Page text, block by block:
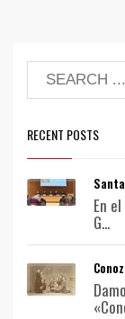
RECENT POSTS
En
G...